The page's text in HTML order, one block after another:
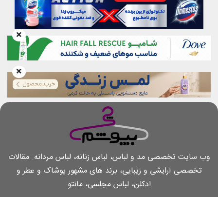
وب سایت تخصصی مد و لباس، لباس زنانه، لباس مردانه. مقالات
تخصصی آرایشی و زیبایی، برند های مشهور پوشاک و عطر و
ادکلن، لباس مجلسی، مانتو